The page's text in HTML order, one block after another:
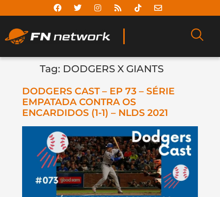
Tag: DODGERS X GIANTS
DODGERS CAST – EP 73 – SÉRIE
EMPATADA CONTRA OS
ENCARDIDOS (1-1) – NLDS 2021